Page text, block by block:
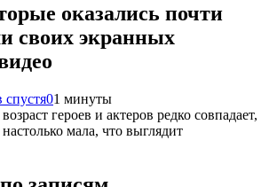
оказались почти
своих экранных
спустя01 минуты
героев и актеров редко совпадает,
мала, что выглядит